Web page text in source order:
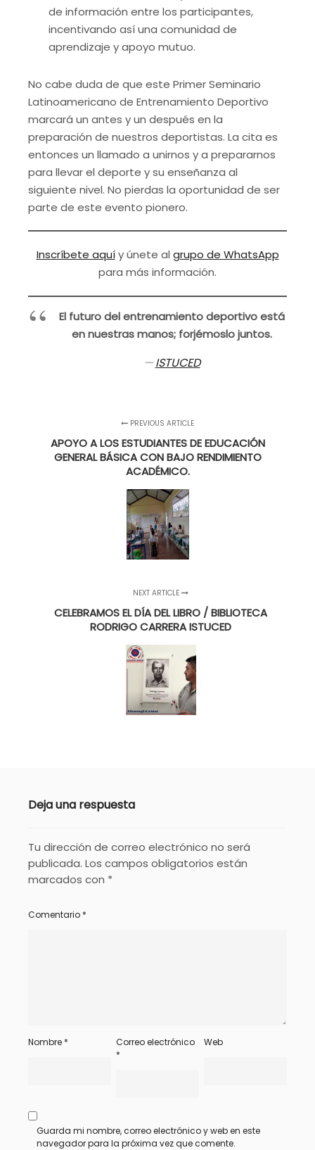
de información entre los participantes,
incentivando así una comunidad de
aprendizaje y apoyo mutuo.
No cabe duda de que este Primer Seminario
Latinoamericano de Entrenamiento Deportivo
marcará un antes y un después en la
preparación de nuestros deportistas. La cita es
entonces un llamado a unirnos y a prepararnos
para llevar el deporte y su enseñanza al
siguiente nivel. No pierdas la oportunidad de ser
parte de este evento pionero.
Inscríbete aquíy únete al grupo de WhatsApp
para más información.
El futuro del entrenamiento deportivo está
en nuestras manos; forjémoslo juntos.
ISTUCED
PREVIOUS ARTICLE
APOYO A LOS ESTUDIANTES DE EDUCACIÓN
GENERAL BÁSICA CON BAJO RENDIMIENTO
ACADÉMICO.
NEXT ARTICLE
CELEBRAMOS EL DÍA DEL LIBRO / BIBLIOTECA
RODRIGO CARRERA ISTUCED
Deja una respuesta
Tu dirección de correo electrónico no será
publicada. Los campos obligatorios están
marcados con *
Comentario *
Nombre *
Correo electrónico
*
Web
Guarda mi nombre, correo electrónico y web en este
navegador para la próxima vez que comente.